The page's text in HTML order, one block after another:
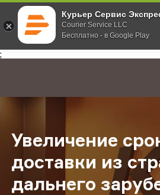
Курьер Сервис
Courier Service LLC
Бесплатно - в Google Play
;
Главная О компании Новости
Увеличение
доставки из
дальнего